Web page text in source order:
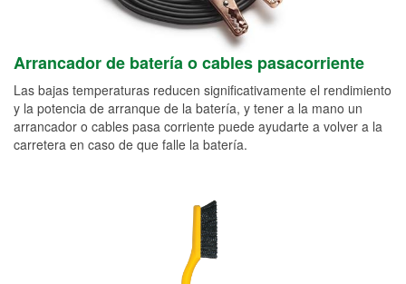
Arrancador de batería o cables pasacorriente
Las bajas temperaturas reducen significativamente el rendimiento
y la potencia de arranque de la batería, y tener a la mano un
arrancador o cables pasa corriente puede ayudarte a volver a la
carretera en caso de que falle la batería.